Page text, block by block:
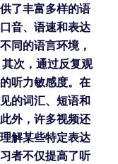
了丰富多样的语
音、语速和表达
同的语言环境，
次，通过反复观
听力敏感度。在
的词汇、短语和
外，许多视频还
解某些特定表达
者不仅提高了听